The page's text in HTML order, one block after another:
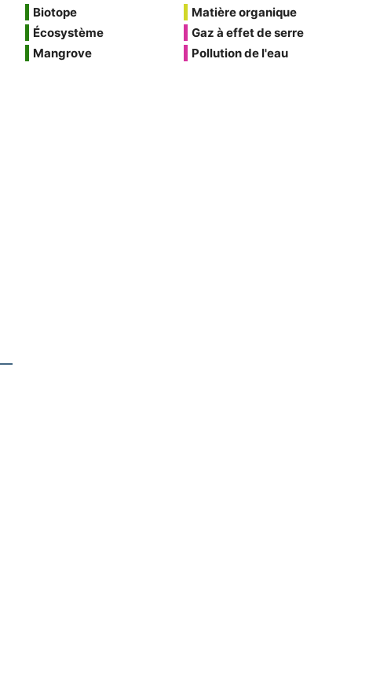
Biotope
Écosystème
Mangrove
Matière organique
Gaz à effet de serre
Pollution de l'eau